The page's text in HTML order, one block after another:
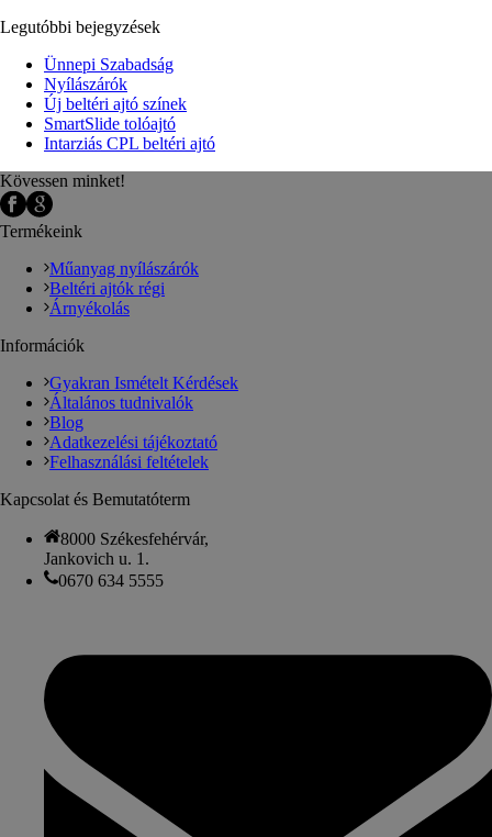
Legutóbbi bejegyzések
Ünnepi Szabadság
Nyílászárók
Új beltéri ajtó színek
SmartSlide tolóajtó
Intarziás CPL beltéri ajtó
Kövessen minket!
Termékeink
Műanyag nyílászárók
Beltéri ajtók régi
Árnyékolás
Információk
Gyakran Ismételt Kérdések
Általános tudnivalók
Blog
Adatkezelési tájékoztató
Felhasználási feltételek
Kapcsolat és Bemutatóterm
8000 Székesfehérvár,
Jankovich u. 1.
0670 634 5555